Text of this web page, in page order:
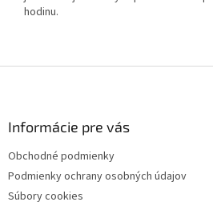
hodinu.
Informácie pre vás
Obchodné podmienky
Podmienky ochrany osobných údajov
Súbory cookies